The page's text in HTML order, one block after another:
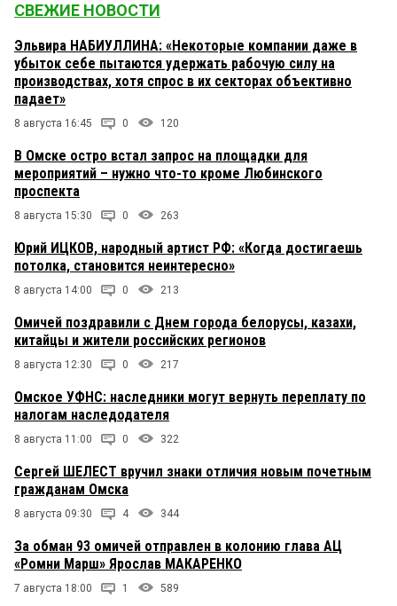
СВЕЖИЕ НОВОСТИ
Эльвира НАБИУЛЛИНА: «Некоторые компании даже в
убыток себе пытаются удержать рабочую силу на
производствах, хотя спрос в их секторах объективно
падает»
8 августа 16:45 0 120
В Омске остро встал запрос на площадки для
мероприятий – нужно что-то кроме Любинского
проспекта
8 августа 15:30 0 263
Юрий ИЦКОВ, народный артист РФ: «Когда достигаешь
потолка, становится неинтересно»
8 августа 14:00 0 213
Омичей поздравили с Днем города белорусы, казахи,
китайцы и жители российских регионов
8 августа 12:30 0 217
Омское УФНС: наследники могут вернуть переплату по
налогам наследодателя
8 августа 11:00 0 322
Сергей ШЕЛЕСТ вручил знаки отличия новым почетным
гражданам Омска
8 августа 09:30 4 344
За обман 93 омичей отправлен в колонию глава АЦ
«Ромни Марш» Ярослав МАКАРЕНКО
7 августа 18:00 1 589